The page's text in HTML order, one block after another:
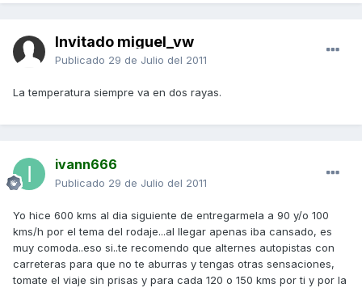
Invitado miguel_vw
Publicado 29 de Julio del 2011
La temperatura siempre va en dos rayas.
ivann666
Publicado 29 de Julio del 2011
Yo hice 600 kms al dia siguiente de entregarmela a 90 y/o 100
kms/h por el tema del rodaje...al llegar apenas iba cansado, es
muy comoda..eso si..te recomendo que alternes autopistas con
carreteras para que no te aburras y tengas otras sensaciones,
tomate el viaje sin prisas y para cada 120 o 150 kms por ti y por la